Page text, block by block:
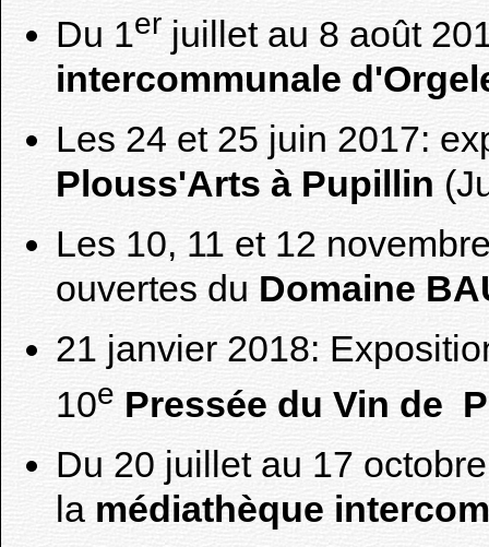
Du 1er juillet au 8 août
intercommunale
Les 24 et 25 juin 2017:
Plouss'Arts à Pupillin
Les 10, 11 et 12
ouvertes du Domaine
21 janvier 2018:
10e Pressée du Vin de
Du 20 juillet au 17
la médiathèque